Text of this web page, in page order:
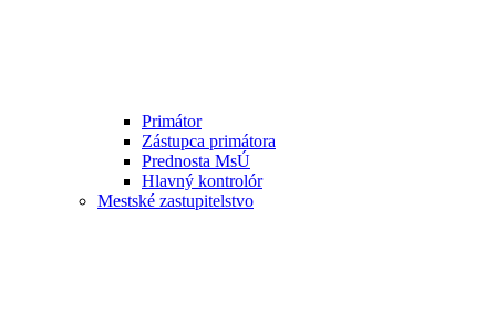
Primátor
Zástupca primátora
Prednosta MsÚ
Hlavný kontrolór
Mestské zastupitelstvo